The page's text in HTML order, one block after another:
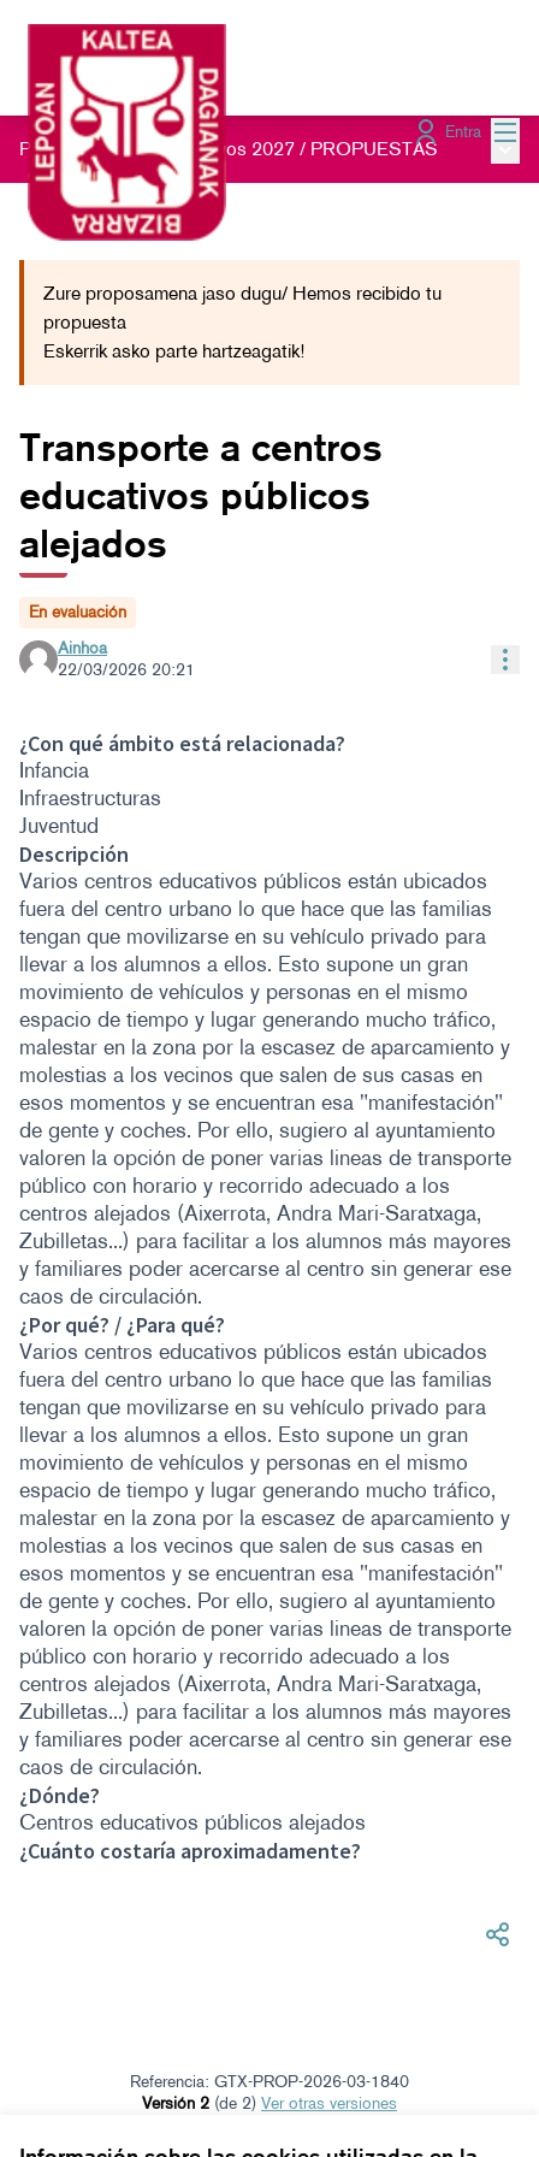
Entra
Presupuestos Participativos 2027 / PROPUESTAS
Zure proposamena jaso dugu/ Hemos recibido tu
propuesta
Eskerrik asko parte hartzeagatik!
Transporte a centros
educativos públicos
alejados
En evaluación
Ainhoa
22/03/2026 20:21
¿Con qué ámbito está relacionada?
Infancia
Infraestructuras
Juventud
Descripción
Varios centros educativos públicos están ubicados
fuera del centro urbano lo que hace que las familias
tengan que movilizarse en su vehículo privado para
llevar a los alumnos a ellos. Esto supone un gran
movimiento de vehículos y personas en el mismo
espacio de tiempo y lugar generando mucho tráfico,
malestar en la zona por la escasez de aparcamiento y
molestias a los vecinos que salen de sus casas en
esos momentos y se encuentran esa "manifestación"
de gente y coches. Por ello, sugiero al ayuntamiento
valoren la opción de poner varias lineas de transporte
público con horario y recorrido adecuado a los
centros alejados (Aixerrota, Andra Mari-Saratxaga,
Zubilletas...) para facilitar a los alumnos más mayores
y familiares poder acercarse al centro sin generar ese
caos de circulación.
¿Por qué? / ¿Para qué?
Varios centros educativos públicos están ubicados
fuera del centro urbano lo que hace que las familias
tengan que movilizarse en su vehículo privado para
llevar a los alumnos a ellos. Esto supone un gran
movimiento de vehículos y personas en el mismo
espacio de tiempo y lugar generando mucho tráfico,
malestar en la zona por la escasez de aparcamiento y
molestias a los vecinos que salen de sus casas en
esos momentos y se encuentran esa "manifestación"
de gente y coches. Por ello, sugiero al ayuntamiento
valoren la opción de poner varias lineas de transporte
público con horario y recorrido adecuado a los
centros alejados (Aixerrota, Andra Mari-Saratxaga,
Zubilletas...) para facilitar a los alumnos más mayores
y familiares poder acercarse al centro sin generar ese
caos de circulación.
¿Dónde?
Centros educativos públicos alejados
¿Cuánto costaría aproximadamente?
Referencia: GTX-PROP-2026-03-1840
Versión 2 (de 2)
ver otras versiones